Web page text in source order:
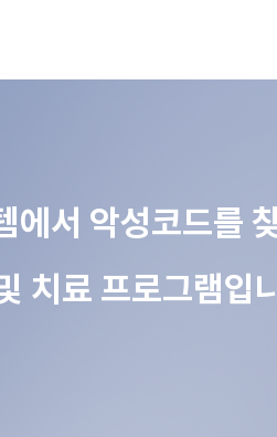
서 악성코드를 찾
치료 프로그램입